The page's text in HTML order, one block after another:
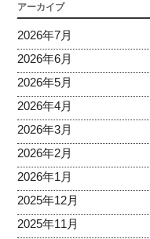
アーカイブ
2026年7月
2026年6月
2026年5月
2026年4月
2026年3月
2026年2月
2026年1月
2025年12月
2025年11月